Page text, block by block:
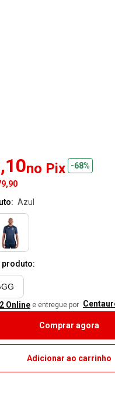
no Pix
-68%
azul
produto:
Online e entregue por
Comprar agora
Adicionar ao carrinho